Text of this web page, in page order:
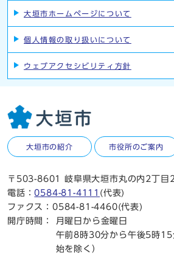
大垣市ホームページについて
個人情報の取り扱いについて
ウェブアクセシビリティ方針
大垣市の紹介 市役所のご案内
〒503-8601 岐阜県大垣市丸の内2丁目
電話：0584-81-4111 (代表)
ファクス：0584-81-4460(代表)
開庁時間：
月曜日から金曜日
午前8時30分から午後5時15
始を除く）